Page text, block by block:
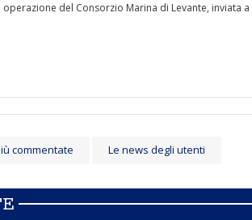
del Consorzio Marina di Levante, inviata a
commentate Le news degli utenti